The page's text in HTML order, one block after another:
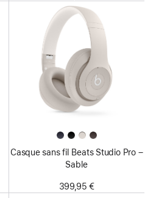
Casque sans fil Beats Studio Pro –
Sable
399,95 €